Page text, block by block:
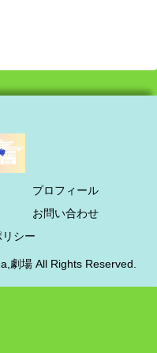
プロフィール
お問い合わせ
シー
劇場 All Rights Reserved.